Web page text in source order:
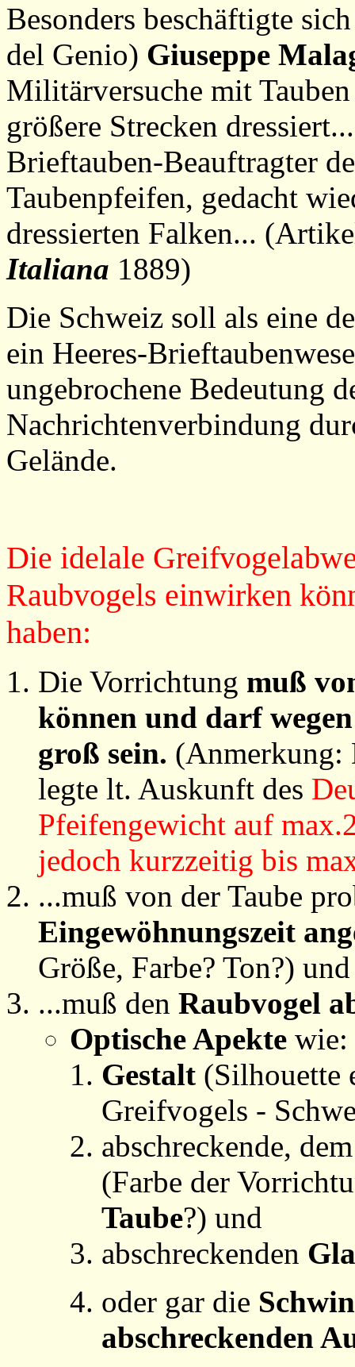
Besonders beschäftigte
del Genio) Giuseppe
Militärversuche mit
größere Strecken
Brieftauben-Beauftragter
Taubenpfeifen, gedacht
dressierten Falken...
Italiana 1889)
Die Schweiz soll als eine
ein Heeres-
ungebrochene Bedeutung
Nachrichtenverbindung
Gelände.
Die idelale
Raubvogels einwirken
haben:
Die Vorrichtung muß
können und darf
groß sein. (Anmerkung:
legte lt. Auskunft des
Pfeifengewicht auf
jedoch kurzzeitig bis
...muß von der Taube
Eingewöhnungszeit
Größe, Farbe? Ton?) und
...muß den Raubvogel
Optische Apekte wie:
Gestalt (Silhouette
Greifvogels -
abschreckende,
(Farbe der
Taube?) und
abschreckenden
oder gar die
abschreckenden